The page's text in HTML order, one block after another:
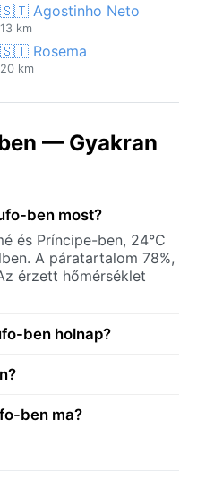
🇸🇹 Agostinho Neto
13 km
🇸🇹 Rosema
20 km
— Gyakran
ben most?
és Príncipe-ben, 24°C
A páratartalom 78%,
érzett hőmérséklet
ben holnap?
ben ma?